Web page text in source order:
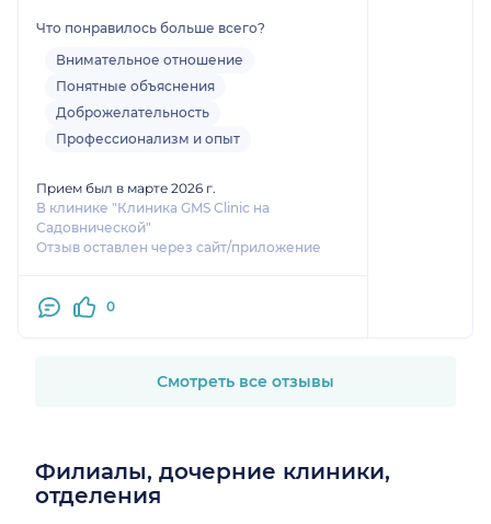
но и на странные вопросы мужа:) всё
разложила по полочкам понятным
языком. Ппланируем и дальше
продолжать наблюдение у Светланы
Сергеевны!
Что понравилось больше всего?
Внимательное отношение
Понятные объяснения
Доброжелательность
Профессионализм и опыт
Прием был в марте 2026 г.
В клинике "Клиника GMS Clinic на
Садовнической"
Отзыв оставлен через сайт/приложение
0
Смотреть все отзывы
Филиалы, дочерние клиники,
отделения